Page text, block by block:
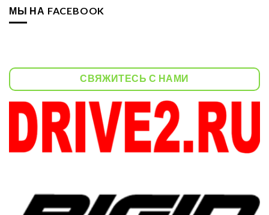
МЫ НА FACEBOOK
СВЯЖИТЕСЬ С НАМИ